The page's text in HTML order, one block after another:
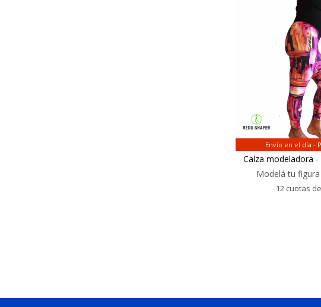
Envío en el día -
Calza modeladora -
Modelá tu
12 cuotas de